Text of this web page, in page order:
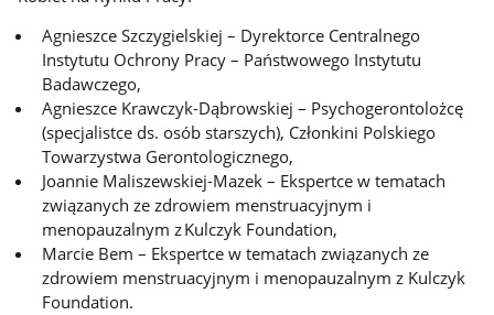
Agnieszce Szczygielskiej – Dyrektorce Centralnego
Instytutu Ochrony Pracy – Państwowego Instytutu
Badawczego,
Agnieszce Krawczyk-Dąbrowskiej – Psychogerontolożcę
(specjalistce ds. osób starszych), Członkini Polskiego
Towarzystwa Gerontologicznego,
Joannie Maliszewskiej-Mazek – Ekspertce w tematach
związanych ze zdrowiem menstruacyjnym i
menopauzalnym z Kulczyk Foundation,
Marcie Bem – Ekspertce w tematach związanych ze
zdrowiem menstruacyjnym i menopauzalnym z Kulczyk
Foundation.